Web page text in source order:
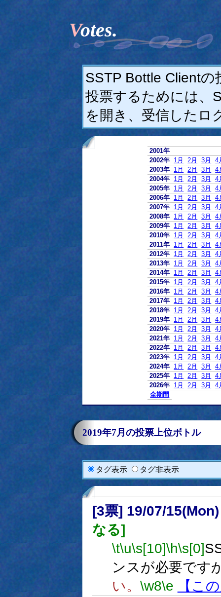
Votes.
SSTP Bottle Client
投票するためには、
を開き、受信したロ
2001年
2002年 1月 2月 3月
4
2003年 1月 2月 3月
4
2004年 1月 2月 3月
4
2005年 1月 2月 3月
4
2006年 1月 2月 3月
4
2007年 1月 2月 3月
4
2008年 1月 2月 3月
4
2009年 1月 2月 3月
4
2010年 1月 2月 3月
4
2011年 1月 2月 3月
4
2012年 1月 2月 3月
4
2013年 1月 2月 3月
4
2014年 1月 2月 3月
4
2015年 1月 2月 3月
4
2016年 1月 2月 3月
4
2017年 1月 2月 3月
4
2018年 1月 2月 3月
4
2019年 1月 2月 3月
4
2020年 1月 2月 3月
4
2021年 1月 2月 3月
4
2022年 1月 2月 3月
4
2023年 1月 2月 3月
4
2024年 1月 2月 3月
4
2025年 1月 2月 3月
4
2026年 1月 2月 3月
4
全期間
2019年7月の投票上位ボトル
タグ表示 タグ非表示
[3票] 19/07/
なる]
\t\u\s[10]\h\s[0]
ンスが必要です
い。 \w8\e
【こ